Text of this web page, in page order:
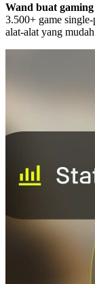
Wand buat
3.500+ game
alat-alat yang